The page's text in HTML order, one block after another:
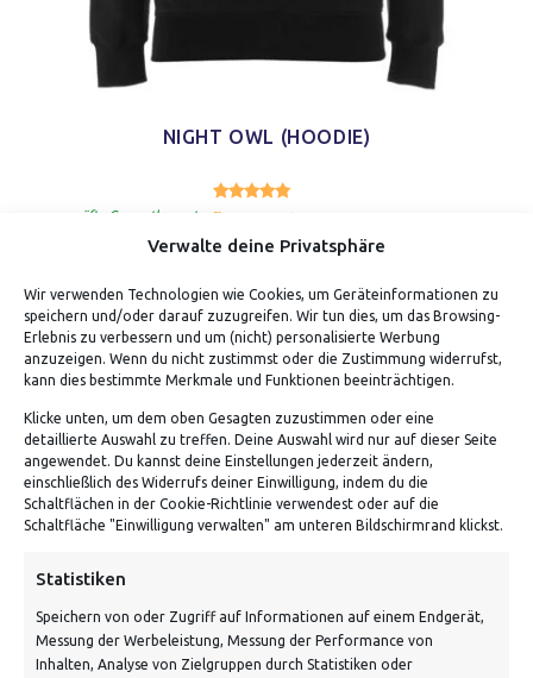
Verwalte deine Privatsphäre
Wir verwenden Technologien wie Cookies, um Geräteinformationen zu
speichern und/oder darauf zuzugreifen. Wir tun dies, um das Browsing-
Erlebnis zu verbessern und um (nicht) personalisierte Werbung
anzuzeigen. Wenn du nicht zustimmst oder die Zustimmung widerrufst,
kann dies bestimmte Merkmale und Funktionen beeinträchtigen.
Klicke unten, um dem oben Gesagten zuzustimmen oder eine
detaillierte Auswahl zu treffen. Deine Auswahl wird nur auf dieser Seite
angewendet. Du kannst deine Einstellungen jederzeit ändern,
einschließlich des Widerrufs deiner Einwilligung, indem du die
Schaltflächen in der Cookie-Richtlinie verwendest oder auf die
Schaltfläche "Einwilligung verwalten" am unteren Bildschirmrand klickst.
Statistiken
Speichern von oder Zugriff auf Informationen auf einem Endgerät,
Messung der Werbeleistung, Messung der Performance von
Inhalten, Analyse von Zielgruppen durch Statistiken oder
NIGHT OWL (HOODIE)
Bewertet mit
geprüfte Gesamtbewertungen
ADRESSE
Von Tiling GmbH
Kontakt: Mo - Fr von 10:00 bis 18:00 Uhr
info@vontiling.de